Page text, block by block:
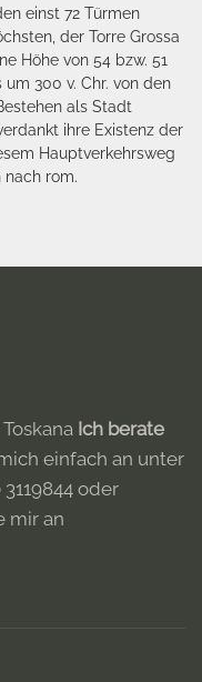
einst 72 Türmen
der Torre Grossa
Höhe von 54 bzw. 51
300 v. Chr. von den
als Stadt
ihre Existenz der
Hauptverkehrsweg
rom.
Ich berate
einfach an unter
3119844 oder
mir an